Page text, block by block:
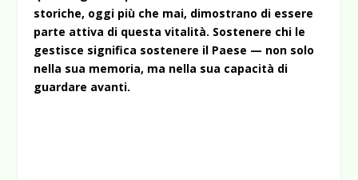
storiche, oggi più che mai, dimostrano di essere
parte attiva di questa vitalità. Sostenere chi le
gestisce significa sostenere il Paese — non solo
nella sua memoria, ma nella sua capacità di
guardare avanti.